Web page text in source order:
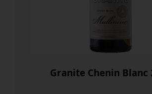
Granite Chenin Blanc